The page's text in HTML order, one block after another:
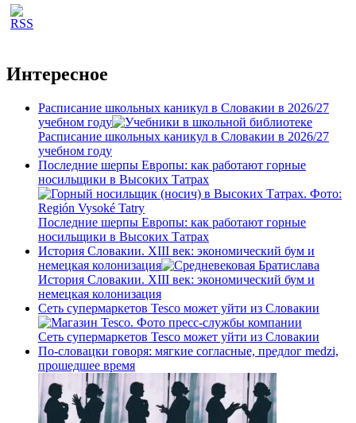
Интересное
Расписание школьных каникул в Словакии в 2026/27
учебном году
Расписание школьных каникул в Словакии в 2026/27
учебном году
Последние шерпы Европы: как работают горные
носильщики в Высоких Татрах
Последние шерпы Европы: как работают горные
носильщики в Высоких Татрах
История Словакии. XIII век: экономический бум и
немецкая колонизация
История Словакии. XIII век: экономический бум и
немецкая колонизация
Сеть супермаркетов Tesco может уйти из Словакии
Сеть супермаркетов Tesco может уйти из Словакии
По-словацки говоря: мягкие согласные, предлог medzi,
прошедшее время